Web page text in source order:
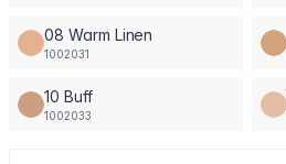
08 Warm Linen
1002031
10 Buff
1002033